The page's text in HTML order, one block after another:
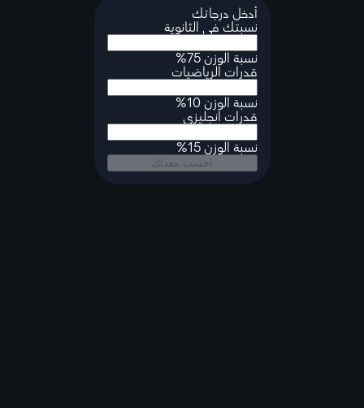
أدخل درجاتك
نسبتك في الثانوية
نسبة الوزن 75%
قدرات الرياضيات
نسبة الوزن 10%
قدرات انجليزي
نسبة الوزن 15%
احسب معدلك